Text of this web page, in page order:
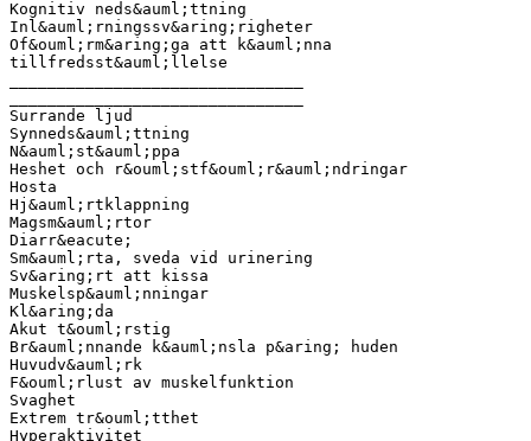
Kognitiv neds&auml;ttning
Inl&auml;rningssv&aring;righeter
Of&ouml;rm&aring;ga att k&auml;nna
tillfredsst&auml;llelse
Surrande ljud
Synneds&auml;ttning
N&auml;st&auml;ppa
Heshet och r&ouml;stf&ouml;r&auml;ndringar
Hosta
Hj&auml;rtklappning
Magsm&auml;rtor
Diarr&eacute;
Sm&auml;rta, sveda vid urinering
Sv&aring;rt att kissa
Muskelsp&auml;nningar
Kl&aring;da
Akut t&ouml;rstig
Br&auml;nnande k&auml;nsla p&aring; huden
Huvudv&auml;rk
F&ouml;rlust av muskelfunktion
Svaghet
Extrem tr&ouml;tthet
Hyperaktivitet